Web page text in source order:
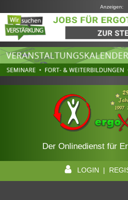
Anzeigen:
Der Onlinedienst für
LOGIN |